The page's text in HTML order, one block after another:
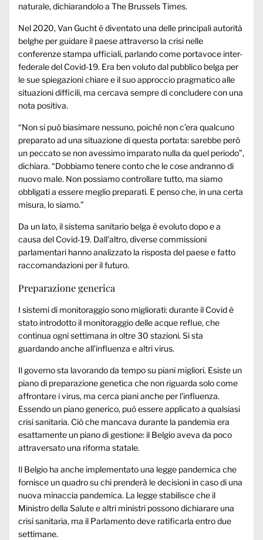
naturale, dichiarandolo a The Brussels Times.
Nel 2020, Van Gucht è diventato una delle principali autorità
belghe per guidare il paese attraverso la crisi nelle
conferenze stampa ufficiali, parlando come portavoce inter-
federale del Covid-19. Era ben voluto dal pubblico belga per
le sue spiegazioni chiare e il suo approccio pragmatico alle
situazioni difficili, ma cercava sempre di concludere con una
nota positiva.
“Non si può biasimare nessuno, poiché non c’era qualcuno
preparato ad una situazione di questa portata: sarebbe però
un peccato se non avessimo imparato nulla da quel periodo”,
dichiara. “Dobbiamo tenere conto che le cose andranno di
nuovo male. Non possiamo controllare tutto, ma siamo
obbligati a essere meglio preparati. E penso che, in una certa
misura, lo siamo.”
Da un lato, il sistema sanitario belga è evoluto dopo e a
causa del Covid-19. Dall’altro, diverse commissioni
parlamentari hanno analizzato la risposta del paese e fatto
raccomandazioni per il futuro.
Preparazione generica
I sistemi di monitoraggio sono migliorati: durante il Covid è
stato introdotto il monitoraggio delle acque reflue, che
continua ogni settimana in oltre 30 stazioni. Si sta
guardando anche all’influenza e altri virus.
Il governo sta lavorando da tempo su piani migliori. Esiste un
piano di preparazione genetica che non riguarda solo come
affrontare i virus, ma cerca piani anche per l’influenza.
Essendo un piano generico, può essere applicato a qualsiasi
crisi sanitaria. Ciò che mancava durante la pandemia era
esattamente un piano di gestione: il Belgio aveva da poco
attraversato una riforma statale.
Il Belgio ha anche implementato una legge pandemica che
fornisce un quadro su chi prenderà le decisioni in caso di una
nuova minaccia pandemica. La legge stabilisce che il
Ministro della Salute e altri ministri possono dichiarare una
crisi sanitaria, ma il Parlamento deve ratificarla entro due
settimane.